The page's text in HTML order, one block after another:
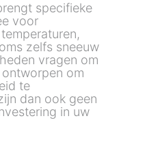
specifieke
voor
zelfs sneeuw
vragen om
om
te
dan ook geen
in uw